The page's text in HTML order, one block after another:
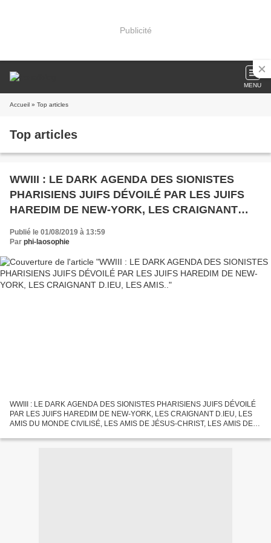
Publicité
MENU
Accueil » Top articles
Top articles
WWIII : LE DARK AGENDA DES SIONISTES
PHARISIENS JUIFS DÉVOILÉ PAR LES JUIFS
HAREDIM DE NEW-YORK, LES CRAIGNANT
D.IEU, LES AMIS..
Publié le 01/08/2019 à 13:59
Par phi-laosophie
WWIII : LE DARK AGENDA DES SIONISTES PHARISIENS JUIFS DÉVOILÉ
PAR LES JUIFS HAREDIM DE NEW-YORK, LES CRAIGNANT D.IEU, LES
AMIS DU MONDE CIVILISÉ, LES AMIS DE JÉSUS-CHRIST, LES AMIS DES
collectif...